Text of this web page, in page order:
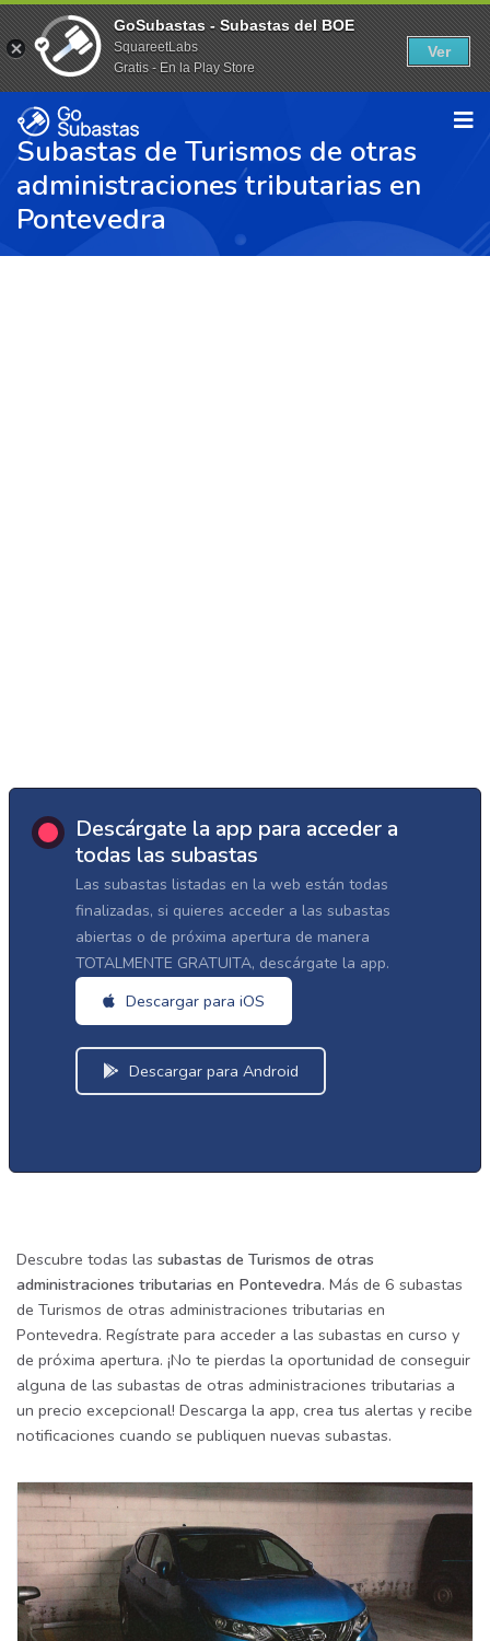
Subastas de Turismos de otras
administraciones tributarias en
Pontevedra
Descárgate la app para acceder a
todas las subastas
Las subastas listadas en la web están todas
finalizadas, si quieres acceder a las subastas
abiertas o de próxima apertura de manera
TOTALMENTE GRATUITA, descárgate la app.
Descargar para iOS
Descargar para Android
Descubre todas las subastas de Turismos de otras
administraciones tributarias en Pontevedra. Más de 6 subastas
de Turismos de otras administraciones tributarias en
Pontevedra. Regístrate para acceder a las subastas en curso y
de próxima apertura. ¡No te pierdas la oportunidad de conseguir
alguna de las subastas de otras administraciones tributarias a
un precio excepcional! Descarga la app, crea tus alertas y recibe
notificaciones cuando se publiquen nuevas subastas.
GoSubastas - Subastas del BOE
SquareetLabs
Gratis - En la Play Store
Ver